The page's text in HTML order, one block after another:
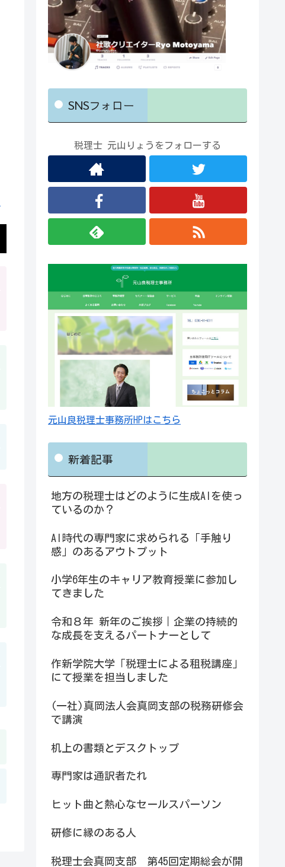
SNSフォロー
税理士 元山りょうをフォローする
元山良税理士事務所HPはこちら
新着記事
地方の税理士はどのように生成AIを使っ
ているのか？
AI時代の専門家に求められる「手触り
感」のあるアウトプット
小学6年生のキャリア教育授業に参加し
てきました
令和８年 新年のご挨拶｜企業の持続的
な成長を支えるパートナーとして
作新学院大学「税理士による租税講座」
にて授業を担当しました
(一社)真岡法人会真岡支部の税務研修会
で講演
机上の書類とデスクトップ
専門家は通訳者たれ
ヒット曲と熱心なセールスパーソン
研修に縁のある人
税理士会真岡支部 第45回定期総会が開